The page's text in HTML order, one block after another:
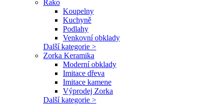
Rako
Koupelny
Kuchyně
Podlahy
Venkovní obklady
Další kategorie >
Zorka Keramika
Moderní obklady
Imitace dřeva
Imitace kamene
Výprodej Zorka
Další kategorie >